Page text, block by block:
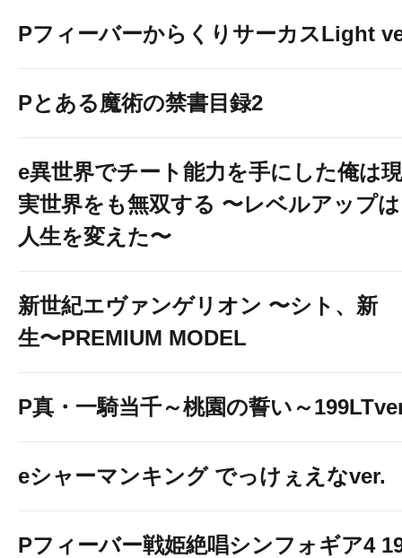
PフィーバーからくりサーカスLight
Pとある魔術の禁書目録2
e異世界でチート能力を手にした俺は現
実世界をも無双する 〜レベルアップは
人生を変えた〜
新世紀エヴァンゲリオン 〜シト、新
生〜PREMIUM MODEL
P真・一騎当千～桃園の誓い～
eシャーマンキング でっけぇえなver.
Pフィーバー戦姫絶唱シンフォギア4